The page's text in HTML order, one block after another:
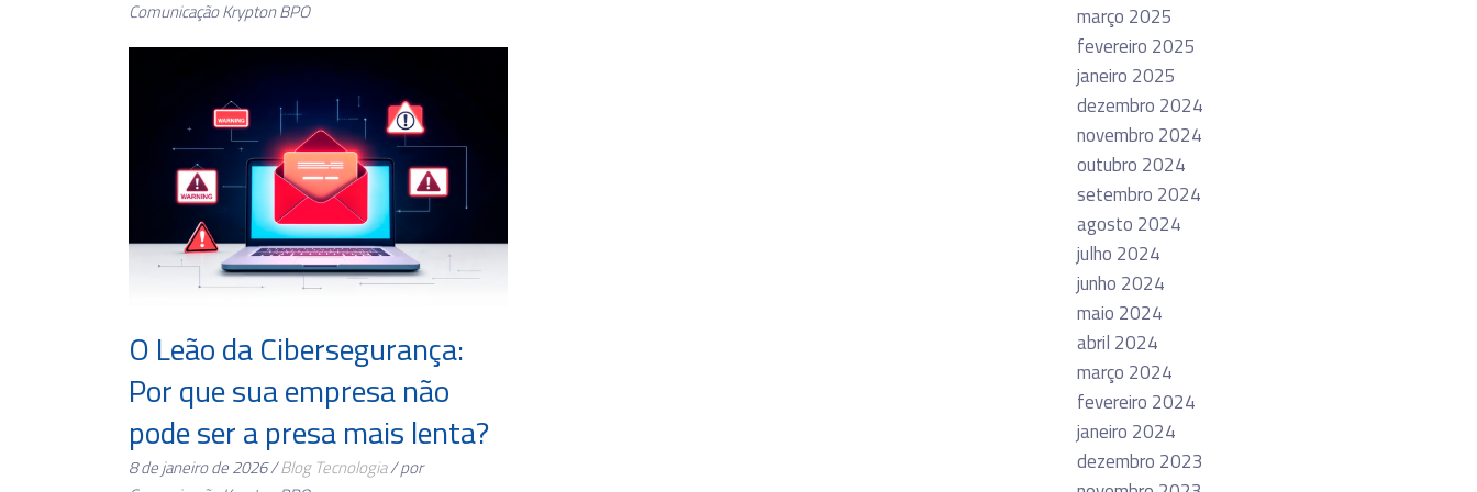
Comunicação Krypton BPO
O Leão da Cibersegurança:
Por que sua empresa não
pode ser a presa mais lenta?
8 de janeiro de 2026 /Blog Tecnologia/ por
março 2025
fevereiro 2025
janeiro 2025
dezembro 2024
novembro 2024
outubro 2024
setembro 2024
agosto 2024
julho 2024
junho 2024
maio 2024
abril 2024
março 2024
fevereiro 2024
janeiro 2024
dezembro 2023